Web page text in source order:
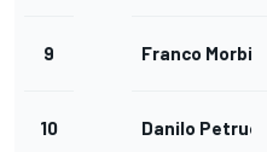
9 Franco
10 Danilo Petrucci